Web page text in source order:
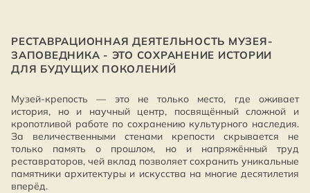
РЕСТАВРАЦИОННАЯ ДЕЯТЕЛЬНОСТЬ МУЗЕЯ-
ЗАПОВЕДНИКА - ЭТО СОХРАНЕНИЕ ИСТОРИИ
ДЛЯ БУДУЩИХ ПОКОЛЕНИЙ
Музей-крепость — это не только место, где оживает
история, но и научный центр, посвящённый сложной и
кропотливой работе по сохранению культурного наследия.
За величественными стенами крепости скрывается не
только память о прошлом, но и напряжённый труд
реставраторов, чей вклад позволяет сохранить уникальные
памятники архитектуры и искусства на многие десятилетия
вперёд.